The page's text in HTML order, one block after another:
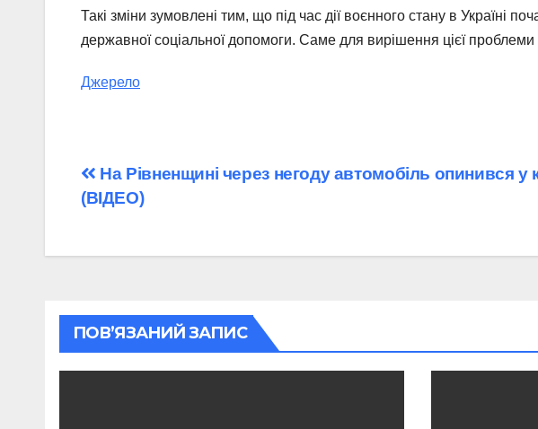
Такі зміни зумовлені тим, що під час дії воєнного стану в Україні
державної соціальної допомоги. Саме для вирішення цієї
Джерело
Навігація
записів
На Рівненщині через негоду автомобіль опинився у
(ВІДЕО)
ПОВ’ЯЗАНИЙ ЗАПИС